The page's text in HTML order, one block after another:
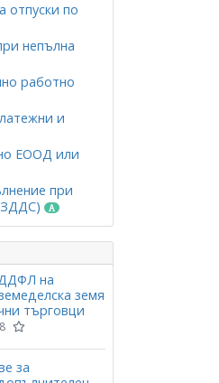
отпуски по
непълна
работно
и
ЕООД или
при
ЗДДС)
на
земя
търговци
за